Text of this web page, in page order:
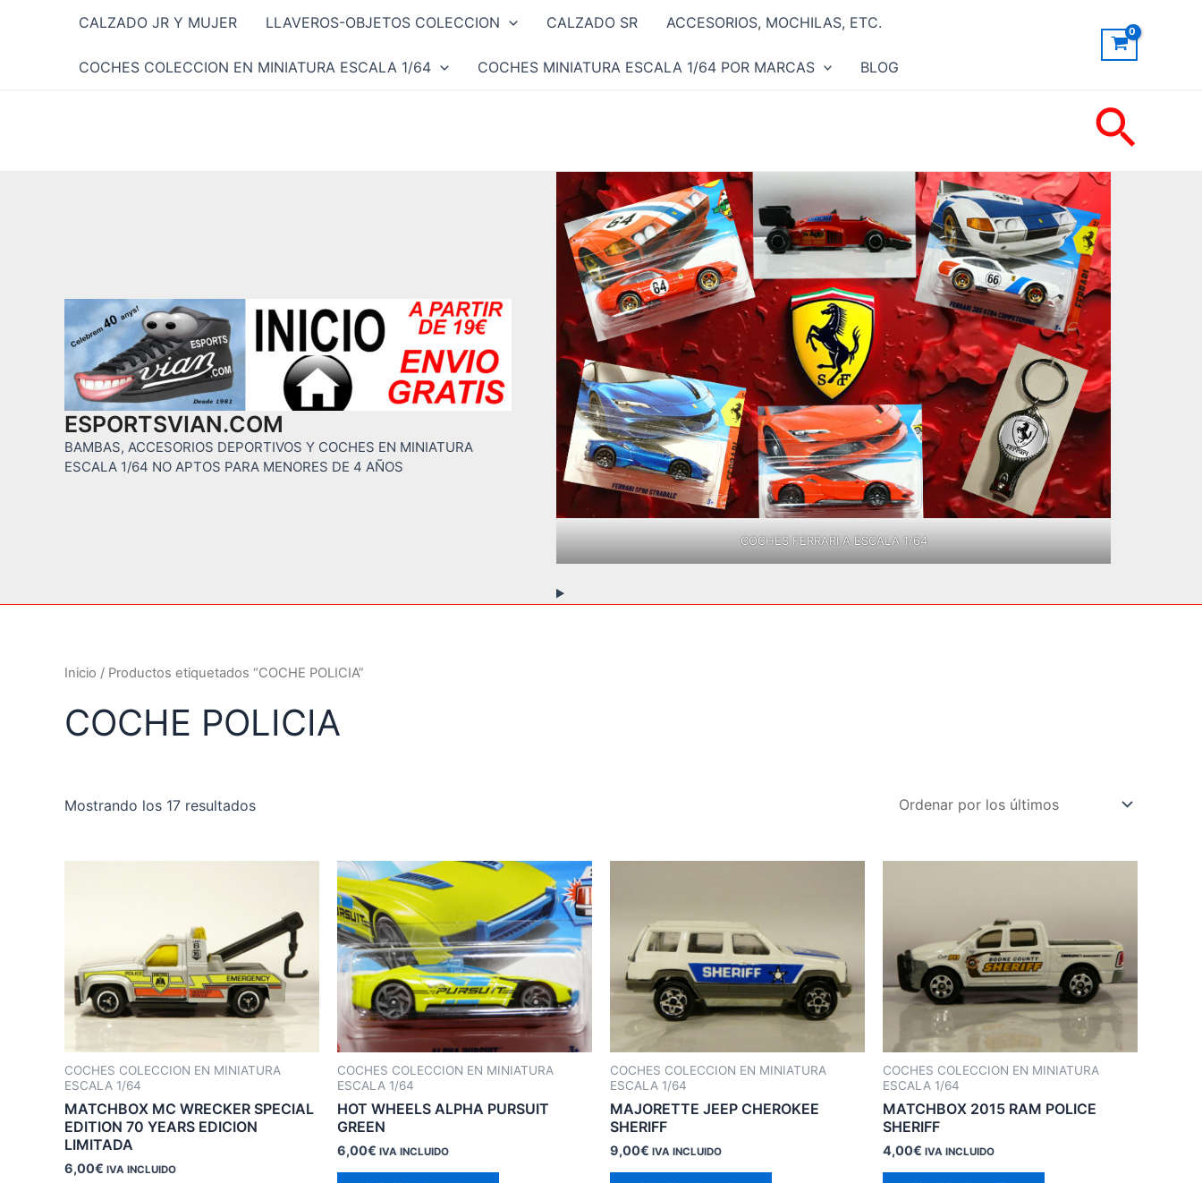
CALZADO JR Y MUJER LLAVEROS-OBJETOS COLECCION CALZADO SR ACCESORIOS, MOCHILAS, ETC.
COCHES COLECCION EN MINIATURA ESCALA 1/64 COCHES MINIATURA ESCALA 1/64 POR MARCAS BLOG
ESPORTSVIAN.COM
BAMBAS, ACCESORIOS DEPORTIVOS Y COCHES EN MINIATURA
ESCALA 1/64 NO APTOS PARA MENORES DE 4 AÑOS
COCHES FERRARI A ESCALA 1/64
Inicio / Productos etiquetados “COCHE POLICIA”
COCHE POLICIA
Mostrando los 17 resultadosOrdenado
COCHES COLECCION EN MINIATURA
ESCALA 1/64
MATCHBOX MC WRECKER SPECIAL
EDITION 70 YEARS EDICION
LIMITADA
6,00€ IVA INCLUIDO
COCHES COLECCION EN MINIATURA
ESCALA 1/64
HOT WHEELS ALPHA PURSUIT
GREEN
6,00€ IVA INCLUIDO
COCHES COLECCION EN MINIATURA
ESCALA 1/64
MAJORETTE JEEP CHEROKEE
SHERIFF
9,00€ IVA INCLUIDO
COCHES COLECCION EN MINIATURA
ESCALA 1/64
MATCHBOX 2015 RAM POLICE
SHERIFF
4,00€ IVA INCLUIDO